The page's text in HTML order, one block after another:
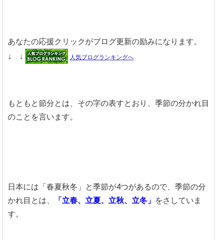
あなたの応援クリックがブログ更新の励みになります。
↓ ↓
人気ブログランキングへ
もともと節分とは、その字の表すとおり、季節の分かれ目
のことを言います。
日本には「春夏秋冬」と季節が4つがあるので、季節の分
かれ目とは、
「立春、立夏、立秋、立冬」 をさしていま
す。